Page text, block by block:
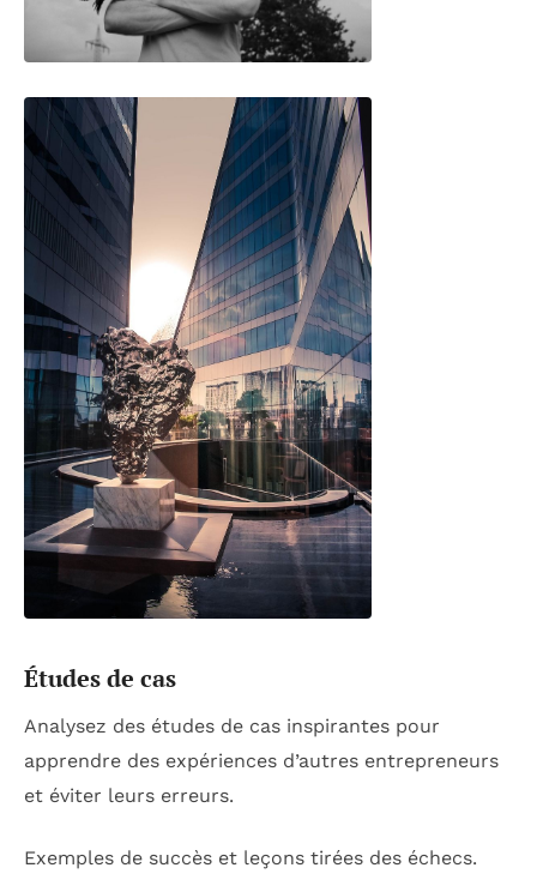
Études de cas
Analysez des études de cas inspirantes pour
apprendre des expériences d’autres entrepreneurs
et éviter leurs erreurs.
Exemples de succès et leçons tirées des échecs.